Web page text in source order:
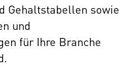
Gehaltstabellen sowie
und
für Ihre Branche